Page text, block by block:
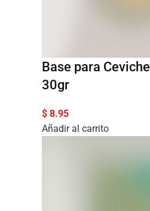
Base para
30gr
$8.95
Añadir al carrito